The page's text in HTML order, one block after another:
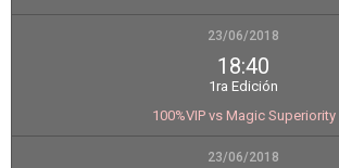
23/06/2018
18:40
1ra Edición
100%VIP vs Magic Superiority
23/06/2018